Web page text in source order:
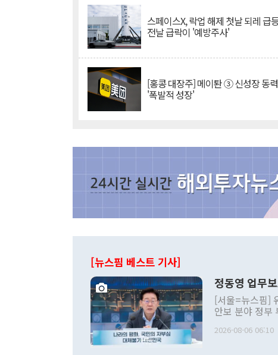
스페이스X, 락업 해제 첫날 되레 급
전날 급락이 '예방주사'
[홍콩 대장주] 메이퇀 ③ 신성장 동
'폭발적 성장'
[뉴스핌 베스트 기사]
정동영 업무
[서울=뉴스핌]
안보 분야 정부
발언 중에는 정
2026-08-06 06:10